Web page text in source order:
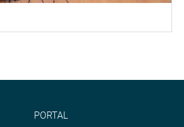
PORTAL